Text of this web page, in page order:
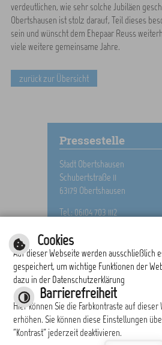
verdeutlichen, wie sehr solche Jubiläen
Obertshausen ist stolz darauf, Teil dieses
sein und wünscht dem Ehepaar Reuss
viele weitere gemeinsame Jahre.
zurück zur Übersicht
Pressestelle
Stadt Obertshausen
Schubertstraße 11
63179 Obertshausen
Tel.: 06104 703 1112
Cookies
Auf dieser Webseite werden ausschließlich
gespeichert, um wichtige Funktionen der
dazu in der Datenschutzerklärung
Barrierefreiheit
Hier können Sie die Farbkontraste auf dieser
erhöhen. Sie können diese Einstellungen
"Kontrast" jederzeit deaktivieren.